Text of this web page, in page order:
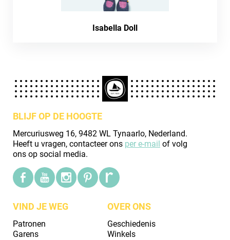
Isabella Doll
BLIJF OP DE HOOGTE
Mercuriusweg 16, 9482 WL Tynaarlo, Nederland.
Heeft u vragen, contacteer ons per e-mail of volg
ons op social media.
VIND JE WEG
Patronen
Garens
OVER ONS
Geschiedenis
Winkels